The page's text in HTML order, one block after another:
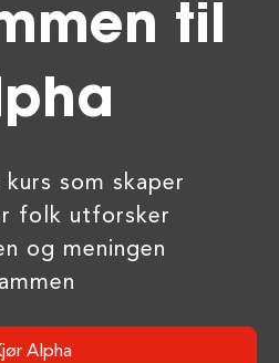
til
som skaper
folk utforsker
og meningen
Alpha